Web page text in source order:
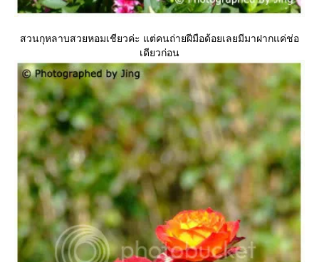
สวนกุหลาบสวยหอมเชียวค่ะ แต่คนถ่ายฝีมือด้อยเลยมีมาฝากแค่ช่อ
เดียวก่อน